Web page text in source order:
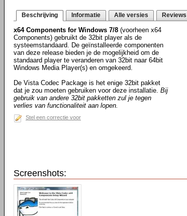
Beschrijving Informatie Alle versies Reviews
x64 Components for Windows 7/8 (voorheen x64
Components) gebruikt de 32bit player als de
systeemstandaard. De geïnstalleerde componenten
van deze release bieden je de mogelijkheid om de
standaard player te veranderen van 32bit naar 64bit
Windows Media Player(s) en omgekeerd.
De Vista Codec Package is het enige 32bit pakket
dat je zou moeten gebruiken voor deze installatie. Bij
gebruik van andere 32bit pakketten zul je tegen
verlies van functionaliteit aan lopen.
Stel een correctie voor
Screenshots: